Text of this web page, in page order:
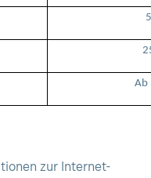
Ab
zur Internet-